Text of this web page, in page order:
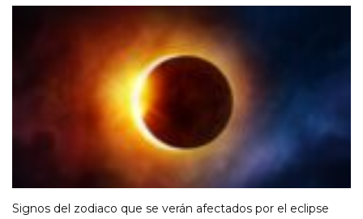
Signos del zodiaco que se verán afectados por el eclipse